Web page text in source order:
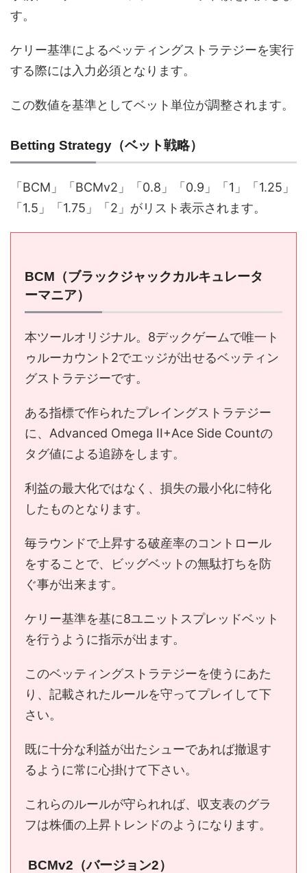
す。
ケリー基準によるベッティングストラテジーを実行
する際には入力必須となります。
この数値を基準としてベット単位が調整されます。
Betting Strategy（ベット戦略）
「BCM」「BCMv2」「0.8」「0.9」「1」「1.25」
「1.5」「1.75」「2」がリスト表示されます。
BCM（ブラックジャックカルキュレータ
ーマニア）
本ツールオリジナル。8デックゲームで唯一ト
ゥルーカウント2でエッジが出せるベッティン
グストラテジーです。
ある指標で作られたプレイングストラテジー
に、Advanced Omega II+Ace Side Countの
タグ値による追跡をします。
利益の最大化ではなく、損失の最小化に特化
したものとなります。
毎ラウンドで上昇する破産率のコントロール
をすることで、ビッグベットの無駄打ちを防
ぐ事が出来ます。
ケリー基準を基に8ユニットスプレッドベット
を行うように指示が出ます。
このベッティングストラテジーを使うにあた
り、記載されたルールを守ってプレイして下
さい。
既に十分な利益が出たシューであれば撤退す
るように常に心掛けて下さい。
これらのルールが守られれば、収支表のグラ
フは株価の上昇トレンドのようになります。
BCMv2（バージョン2）